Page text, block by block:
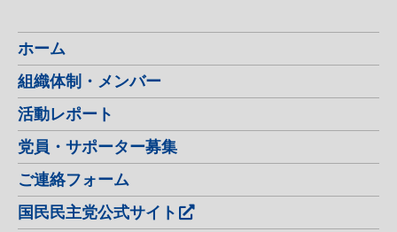
ホーム
組織体制・メンバー
活動レポート
党員・サポーター募集
ご連絡フォーム
国民民主党公式サイト